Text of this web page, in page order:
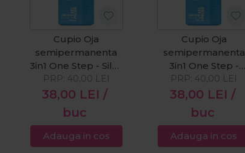
Cupio Oja
semipermanenta
3in1 One Step - Silky
8ml
38,00 LEI /
buc
PRP: 40,00 LEI
Adauga in cos
Cupio Oja
semipermanenta
3in1 One Step -
Caramel Macchiato
8ml
38,00 LEI /
buc
PRP: 40,00 LEI
Adauga in cos